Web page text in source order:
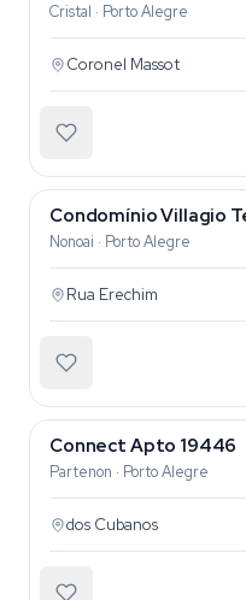
Cristal · Porto Alegre
Coronel Massot
Condomínio Villagio
Nonoai · Porto Alegre
Rua Erechim
Connect Apto 19446
Partenon · Porto Alegre
dos Cubanos